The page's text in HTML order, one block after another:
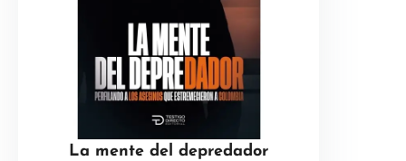
La mente del depredador